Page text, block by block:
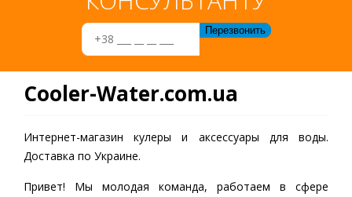
Cooler-Water.com.ua
Интернет-магазин кулеры и аксессуары для воды.
Доставка по Украине.
Привет! Мы молодая команда, работаем в сфере